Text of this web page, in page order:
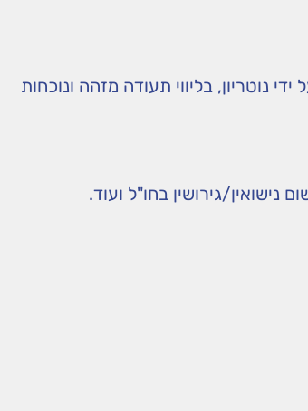
בליווי תעודה מזהה ונוכחות
נישואין/גירושין בחו"ל ועוד.